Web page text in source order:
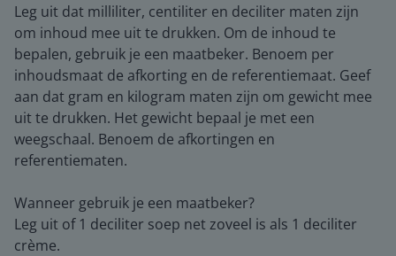
Leg uit dat milliliter, centiliter en deciliter maten zijn
om inhoud mee uit te drukken. Om de inhoud te
bepalen, gebruik je een maatbeker. Benoem per
inhoudsmaat de afkorting en de referentiemaat. Geef
aan dat gram en kilogram maten zijn om gewicht mee
uit te drukken. Het gewicht bepaal je met een
weegschaal. Benoem de afkortingen en
referentiematen.
Wanneer gebruik je een maatbeker?
Leg uit of 1 deciliter soep net zoveel is als 1 deciliter
crème.